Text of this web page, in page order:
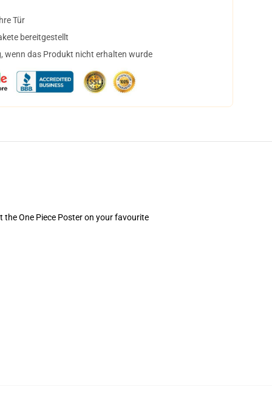
Tür
bereitgestellt
wenn das Produkt nicht erhalten wurde
the One Piece Poster on your favourite